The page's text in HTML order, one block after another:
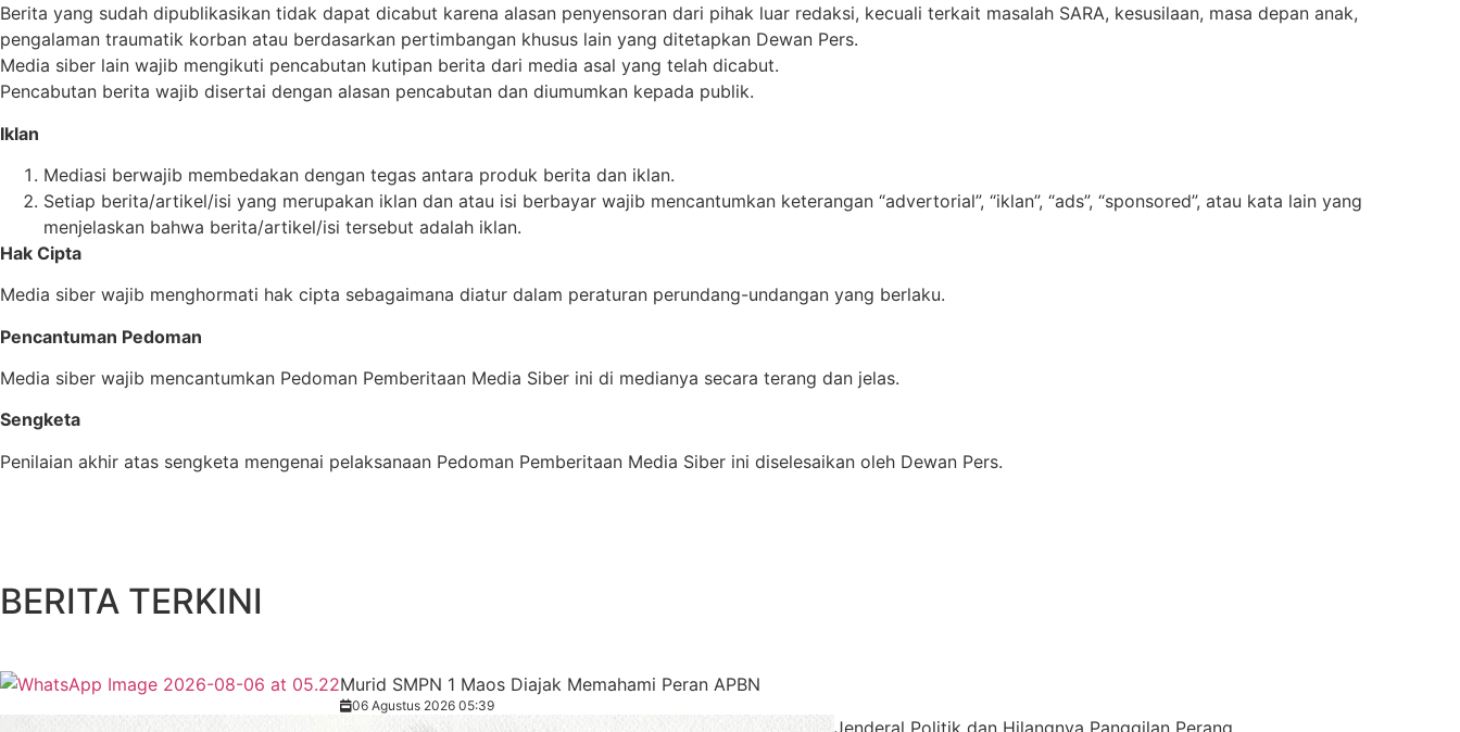
Berita yang sudah dipublikasikan tidak dapat dicabut karena alasan penyensoran dari pihak luar redaksi, kecuali terkait masalah SARA, kesusilaan, masa depan anak,
pengalaman traumatik korban atau berdasarkan pertimbangan khusus lain yang ditetapkan Dewan Pers.
Media siber lain wajib mengikuti pencabutan kutipan berita dari media asal yang telah dicabut.
Pencabutan berita wajib disertai dengan alasan pencabutan dan diumumkan kepada publik.
Iklan
Mediasi berwajib membedakan dengan tegas antara produk berita dan iklan.
Setiap berita/artikel/isi yang merupakan iklan dan atau isi berbayar wajib mencantumkan keterangan “advertorial”, “iklan”, “ads”, “sponsored”, atau kata lain yang
menjelaskan bahwa berita/artikel/isi tersebut adalah iklan.
Hak Cipta
Media siber wajib menghormati hak cipta sebagaimana diatur dalam peraturan perundang-undangan yang berlaku.
Pencantuman Pedoman
Media siber wajib mencantumkan Pedoman Pemberitaan Media Siber ini di medianya secara terang dan jelas.
Sengketa
Penilaian akhir atas sengketa mengenai pelaksanaan Pedoman Pemberitaan Media Siber ini diselesaikan oleh Dewan Pers.
BERITA TERKINI
Murid SMPN 1 Maos Diajak Memahami Peran APBN
06 Agustus 2026 05:39
Jenderal Politik dan Hilangnya Panggilan Perang